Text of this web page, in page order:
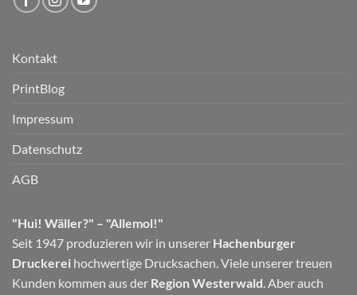
Kontakt
PrintBlog
Impressum
Datenschutz
AGB
"Hui! Wäller?" – "Allemol!"
Seit 1947 produzieren wir in unserer Hachenburger
Druckerei hochwertige Drucksachen. Viele unserer treuen
Kunden kommen aus der Region Westerwald . Aber auch